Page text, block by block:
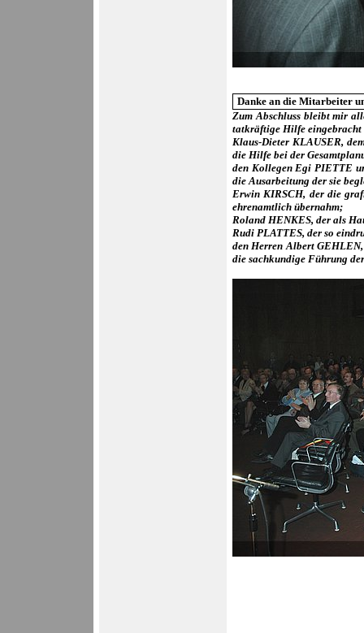
Danke an die Mitarbeiter
Zum Abschluss bleibt mir
tatkräftige Hilfe eingebracht
Klaus-Dieter KLAUSER,
die Hilfe bei der
den Kollegen Egi PIETTE
die Ausarbeitung der sie
Erwin KIRSCH, der die
ehrenamtlich übernahm;
Roland HENKES, der als
Rudi PLATTES, der so
den Herren Albert
die sachkundige Führung